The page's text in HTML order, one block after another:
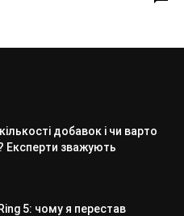
добавок і чи варто
Експерти зважують
5: чому я перестав